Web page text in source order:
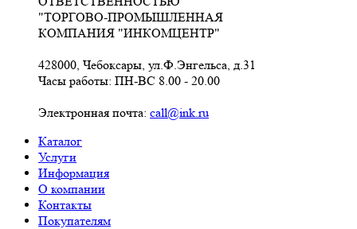
"ТОРГОВО-ПРОМЫШЛЕННАЯ
КОМПАНИЯ "ИНКОМЦЕНТР"
428000, Чебоксары, ул.Ф.Энгельса, д.31
Часы работы: ПН-ВС 8.00 - 20.00
Электронная почта: call@ink.ru
Каталог
Услуги
Информация
О компании
Контакты
Покупателям